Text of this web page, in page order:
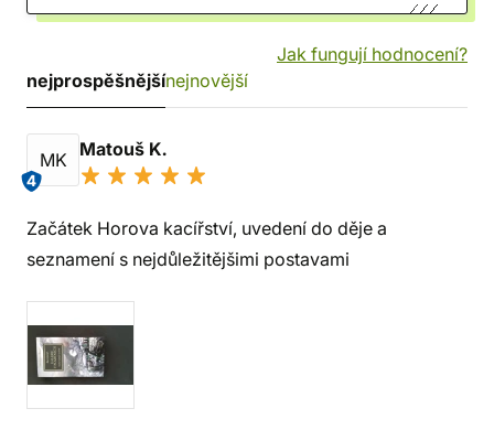
Jak fungují hodnocení?
nejprospěšnějšínejnovější
MK
4
Matouš K.
Začátek Horova kacířství, uvedení do děje a
seznamení s nejdůležitějšimi postavami